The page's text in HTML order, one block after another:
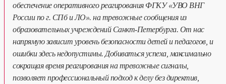
обеспечение оперативного реагирования ФГКУ «УВО ВНГ
России по г. СПб и ЛО». на тревожные сообщения из
образовательных учреждений Санкт-Петербурга. От нас
напрямую зависит уровень безопасности детей и педагогов, и
ошибки здесь недопустимы. Добиваться успеха, максимально
сокращая время реагирования на тревожные сигналы,
позволяет профессиональный подход к делу без директив,